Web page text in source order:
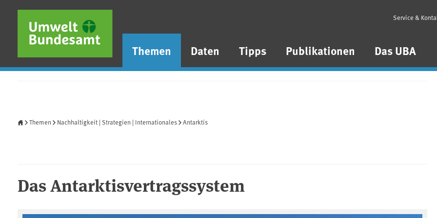
Direkt zum Inhalt
Direkt zum Hauptmenü
Direkt zur Fußzeile
Themen Daten Tipps Publikationen Das UBA
Service &
Themen Nachhaltigkeit | Strategien | Internationales Antarktis
Das Antarktisvertragssystem